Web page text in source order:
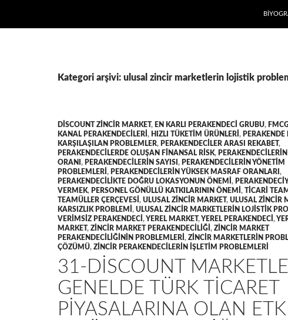
Kategori arşivi: ulusal zincir marketlerin lojistik
DISCOUNT ZINCIR MARKET, EN KARLI PERAKENDECI GRUBU,
KANAL PERAKENDECILERI , HIZLI TÜKETIM ÜRÜNLERI ,
KARŞILAŞILAN PROBLEMLER, PERAKENDECILER ARASI REKABET,
PERAKENDECILERDE OLUŞAN FINANSAL RISK,
ORANI , PERAKENDECILERIN SAYISI , PERAKENDECILERIN YÖNETIM
PROBLEMLERI , PERAKENDECILERIN YÜKSEK MASRAF ORANLARI ,
PERAKENDECILIKTE DOĞRU LOKASYONUN ÖNEMI ,
VERMEK, PERSONEL GÖNÜLLÜ KATKILARININ ÖNEMI , TICARI
TEAMÜLLER ÇERÇEVESI , ULUSAL ZINCIR MARKET, ULUSAL ZINCIR
KARSIZLIK PROBLEMI , ULUSAL ZINCIR MARKETLERIN LOJISTIK
VERIMSIZ PERAKENDECI ,YEREL MARKET,YEREL PERAKENDECI ,
MARKET, ZINCIR MARKET PERAKENDECILIĞI , ZINCIR MARKET
PERAKENDECILIĞININ PROBLEMLERI , ZINCIR MARKETLERIN
ÇÖZÜMÜ, ZINCIR PERAKENDECILERIN IŞLETIM PROBLEMLERI
31-DISCOUNT
GENELDE TÜRK TICARET
PIYASALARINA OLAN